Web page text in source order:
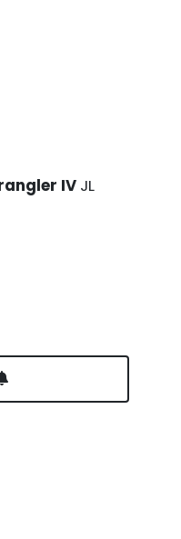
IVJL